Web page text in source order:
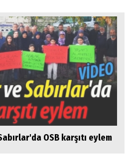
OSB karşıtı eylem